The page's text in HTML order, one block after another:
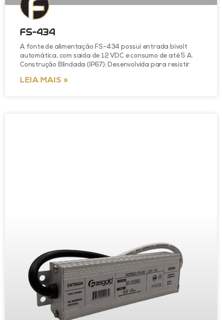
FS-434
A fonte de alimentação FS-434 possui entrada bivolt
automática, com saída de 12 VDC e consumo de até 5 A.
Construção Blindada (IP67): Desenvolvida para resistir
LEIA MAIS »